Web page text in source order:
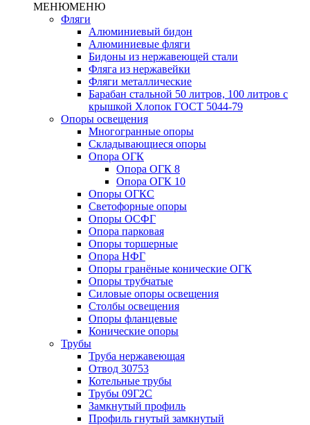
МЕНЮМЕНЮ
Фляги
Алюминиевый бидон
Алюминиевые фляги
Бидоны из нержавеющей стали
Фляга из нержавейки
Фляги металлические
Барабан стальной 50 литров, 100 литров с
крышкой Хлопок ГОСТ 5044-79
Опоры освещения
Многогранные опоры
Складывающиеся опоры
Опора ОГК
Опора ОГК 8
Опора ОГК 10
Опоры ОГКС
Светофорные опоры
Опоры ОСФГ
Опора парковая
Опоры торшерные
Опора НФГ
Опоры гранёные конические ОГК
Опоры трубчатые
Силовые опоры освещения
Столбы освещения
Опоры фланцевые
Конические опоры
Трубы
Труба нержавеющая
Отвод 30753
Котельные трубы
Трубы 09Г2С
Замкнутый профиль
Профиль гнутый замкнутый